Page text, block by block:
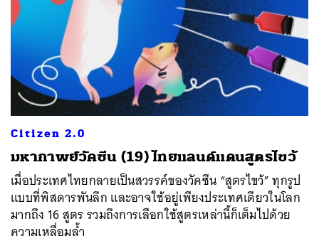
Citizen 2.0
มหากาพย์วัคซีน (19) ไทยแลนด์แดนสูตรไขว้
เมื่อประเทศไทยกลายเป็นสวรรค์ของวัคซีน “สูตรไขว้” ทุกรูป
แบบที่พิสดารพันลึก และอาจใช้อยู่เพียงประเทศเดียวในโลก
มากถึง 16 สูตร รวมถึงการเลือกใช้สูตรเหล่านี้ก็เต็มไปด้วย
ความเหลื่อมล้ำ